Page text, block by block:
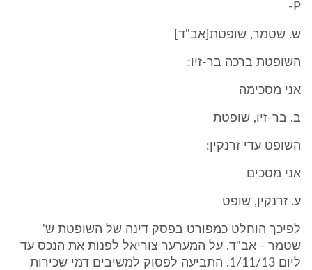
P-
ש. שטמר, שופטת[אב"ד]
השופטת ברכה בר-זיו:
אני מסכימה
ב. בר-זיו, שופטת
השופט עדי זרנקין:
אני מסכים
ע. זרנקין, שופט
לפיכך הוחלט כמפורט בפסק דינה של השופטת ש'
שטמר - אב"ד. על המערער צוריאל לפנות את הנכס עד
ליום 1/11/13. התביעה לפסוק למשיבים דמי שכירות